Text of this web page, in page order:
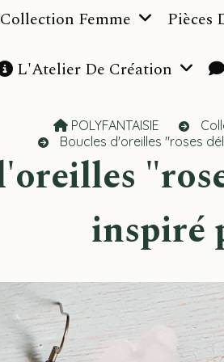
Collection Femme Pièces
L'Atelier De Création
POLYFANTAISIE
Boucles d'oreilles "roses
inspiré